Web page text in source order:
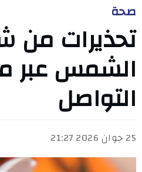
صحة
تحذيرات من
الشمس عبر
التواصل
25 جوان 2026 21:27